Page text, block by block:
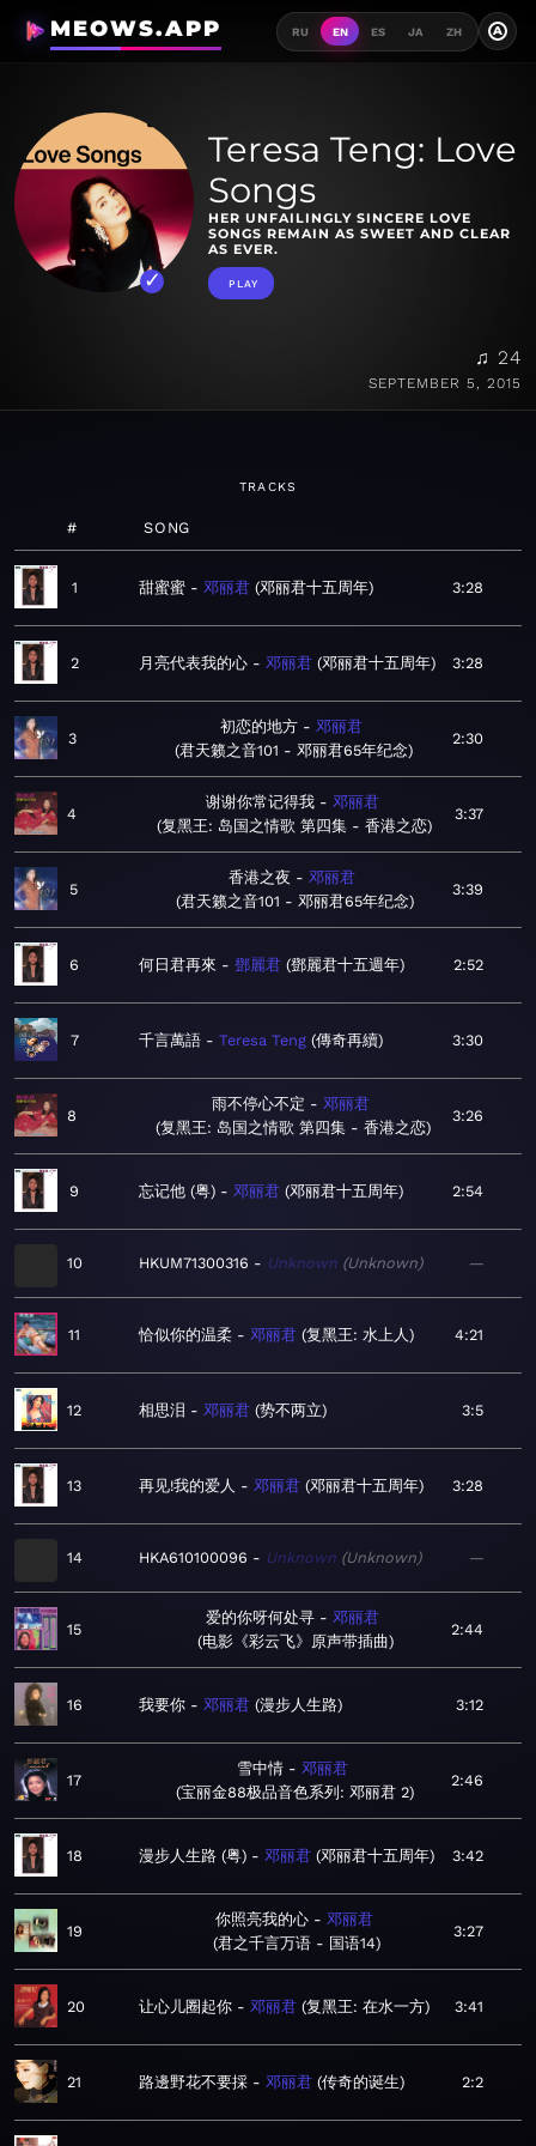
MEOWS.APP RU EN ES JA ZH A
Teresa Teng: Love
Songs
HER UNFAILINGLY SINCERE LOVE
SONGS REMAIN AS SWEET AND CLEAR
AS EVER.
PLAY
♫ 24
SEPTEMBER 5, 2015
TRACKS
# SONG
1 甜蜜蜜 邓丽君 邓丽君十五周年 3:28
2 月亮代表我的心 邓丽君 邓丽君十五周年 3:28
3
初恋的地方
邓丽君
君天籁之音101 - 邓丽君65年纪念
2:30
4
谢谢你常记得我
邓丽君
复黑王: 岛国之情歌 第四集 - 香港之恋
3:37
5
香港之夜
邓丽君
君天籁之音101 - 邓丽君65年纪念
3:39
6 何日君再來 鄧麗君 鄧麗君十五週年 2:52
7 千言萬語 Teresa Teng 傳奇再續 3:30
8
雨不停心不定
邓丽君
复黑王: 岛国之情歌 第四集 - 香港之恋
3:26
9 忘记他 (粤) 邓丽君 邓丽君十五周年 2:54
10 HKUM71300316 Unknown Unknown —
11 恰似你的温柔 邓丽君 复黑王: 水上人 4:21
12 相思泪 邓丽君 势不两立 3:5
13 再见!我的爱人 邓丽君 邓丽君十五周年 3:28
14 HKA610100096 Unknown Unknown —
15
爱的你呀何处寻
邓丽君
电影《彩云飞》原声带插曲
2:44
16 我要你 邓丽君 漫步人生路 3:12
17
雪中情
邓丽君
宝丽金88极品音色系列: 邓丽君 2
2:46
18 漫步人生路 (粤) 邓丽君 邓丽君十五周年 3:42
19
你照亮我的心
邓丽君
君之千言万语 - 国语14
3:27
20 让心儿圈起你 邓丽君 复黑王: 在水一方 3:41
21 路邊野花不要採 邓丽君 传奇的诞生 2:2